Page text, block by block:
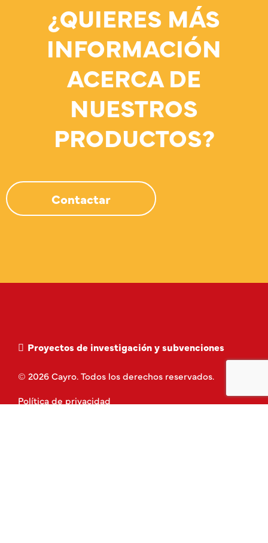
¿QUIERES MÁS
INFORMACIÓN
ACERCA DE
NUESTROS
PRODUCTOS?
Contactar
Proyectos de investigación y subvenciones
© 2026 Cayro. Todos los derechos reservados.
Política de privacidad